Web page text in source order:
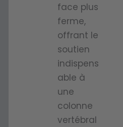
agréa
ble et
équilibr
ée tout
au long
l’année
Favoris
e une
excelle
circulat
ion de
face plus
ferme,
offrant le
soutien
indispens
able à
une
colonne
vertébral